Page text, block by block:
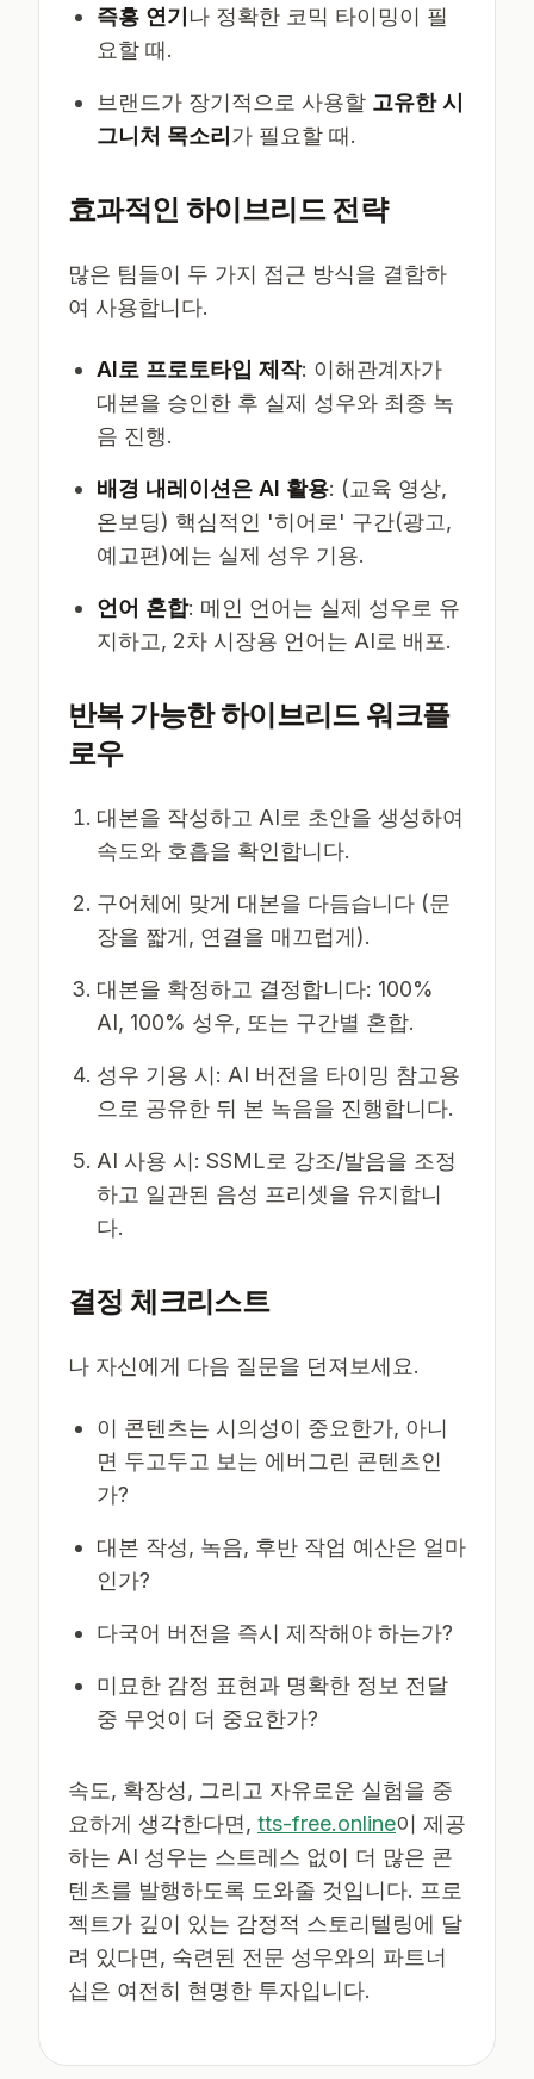
즉흥 연기 나 정확한 코믹 타이밍이 필
요할 때.
브랜드가 장기적으로 사용할 고유한 시
그니처 목소리 가 필요할 때.
효과적인 하이브리드 전략
많은 팀들이 두 가지 접근 방식을 결합하
여 사용합니다.
AI로 프로토타입 제작: 이해관계자가
대본을 승인한 후 실제 성우와 최종 녹
음 진행.
배경 내레이션은 AI 활용: (교육 영상,
온보딩) 핵심적인 '히어로' 구간(광고,
예고편)에는 실제 성우 기용.
언어 혼합: 메인 언어는 실제 성우로 유
지하고, 2차 시장용 언어는 AI로 배포.
반복 가능한 하이브리드 워크플
로우
대본을 작성하고 AI로 초안을 생성하여
속도와 호흡을 확인합니다.
구어체에 맞게 대본을 다듬습니다 (문
장을 짧게, 연결을 매끄럽게).
대본을 확정하고 결정합니다: 100%
AI, 100% 성우, 또는 구간별 혼합.
성우 기용 시: AI 버전을 타이밍 참고용
으로 공유한 뒤 본 녹음을 진행합니다.
AI 사용 시: SSML로 강조/발음을 조정
하고 일관된 음성 프리셋을 유지합니
다.
결정 체크리스트
나 자신에게 다음 질문을 던져보세요.
이 콘텐츠는 시의성이 중요한가, 아니
면 두고두고 보는 에버그린 콘텐츠인
가?
대본 작성, 녹음, 후반 작업 예산은 얼마
인가?
다국어 버전을 즉시 제작해야 하는가?
미묘한 감정 표현과 명확한 정보 전달
중 무엇이 더 중요한가?
속도, 확장성, 그리고 자유로운 실험을 중
요하게 생각한다면, tts-free.online이 제공
하는 AI 성우는 스트레스 없이 더 많은 콘
텐츠를 발행하도록 도와줄 것입니다. 프로
젝트가 깊이 있는 감정적 스토리텔링에 달
려 있다면, 숙련된 전문 성우와의 파트너
십은 여전히 현명한 투자입니다.